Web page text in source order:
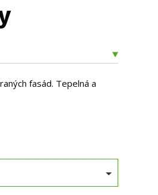
fasád. Tepelná a